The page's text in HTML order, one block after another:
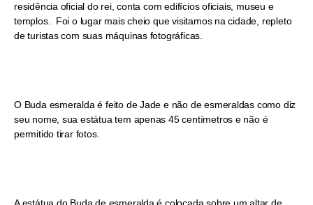
residência oficial do rei, conta com edifícios oficiais, museu e
templos. Foi o lugar mais cheio que visitamos na cidade, repleto
de turistas com suas máquinas fotográficas.
O Buda esmeralda é feito de Jade e não de esmeraldas como diz
seu nome, sua estátua tem apenas 45 centímetros e não é
permitido tirar fotos.